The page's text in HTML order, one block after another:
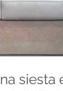
siesta